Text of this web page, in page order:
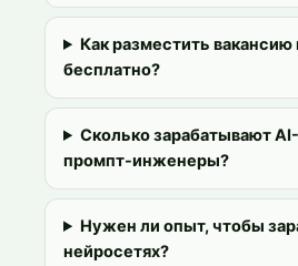
Как разместить вакансию
бесплатно?
Сколько зарабатывают
промпт-инженеры?
Нужен ли опыт, чтобы
нейросетях?